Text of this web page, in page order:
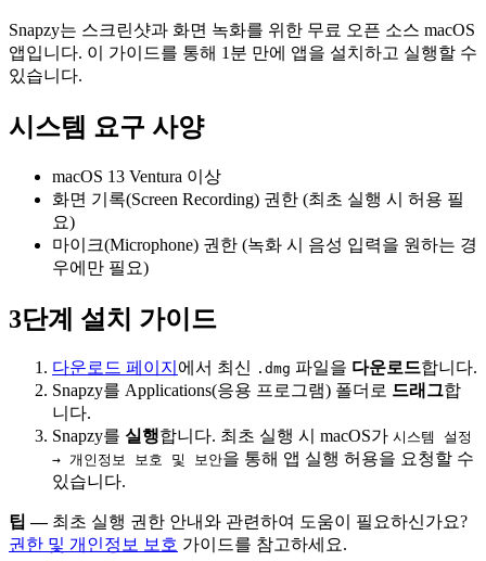
Snapzy는 스크린샷과 화면 녹화를 위한 무료 오픈 소스 macOS
앱입니다. 이 가이드를 통해 1분 만에 앱을 설치하고 실행할 수
있습니다.
시스템 요구 사양
macOS 13 Ventura 이상
화면 기록(Screen Recording) 권한 (최초 실행 시 허용 필
요)
마이크(Microphone) 권한 (녹화 시 음성 입력을 원하는 경
우에만 필요)
3단계 설치 가이드
다운로드 페이지 에서 최신 .dmg 파일을 다운로드합니다.
Snapzy를 Applications(응용 프로그램) 폴더로 드래그합
니다.
Snapzy를 실행합니다. 최초 실행 시 macOS가 시스템 설정
→ 개인정보 보호 및 보안을 통해 앱 실행 허용을 요청할 수
있습니다.
팁 —최초 실행 권한 안내와 관련하여 도움이 필요하신가요?
권한 및 개인정보 보호 가이드를 참고하세요.